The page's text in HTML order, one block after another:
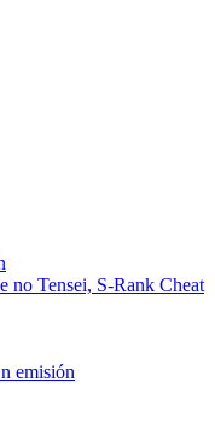
no Tensei, S-Rank Cheat
emisión